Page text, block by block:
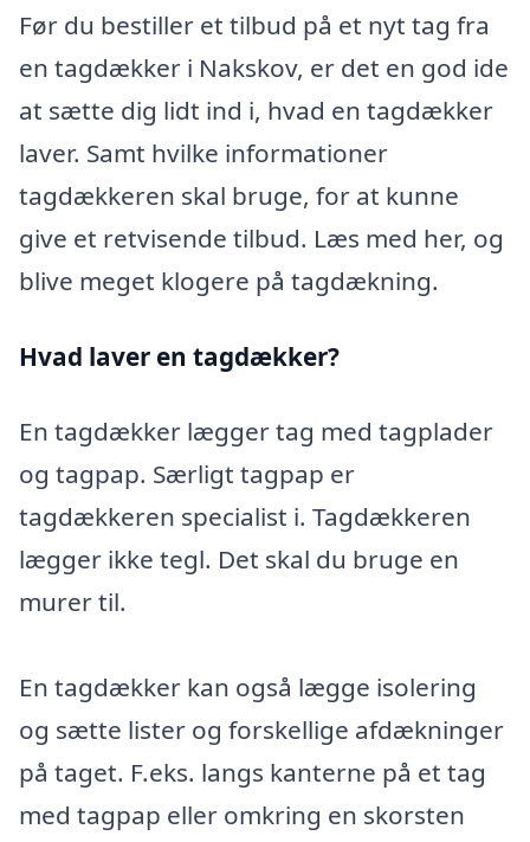
Før du bestiller et tilbud på et nyt tag fra
en tagdækker i Nakskov, er det en god ide
at sætte dig lidt ind i, hvad en tagdækker
laver. Samt hvilke informationer
tagdækkeren skal bruge, for at kunne
give et retvisende tilbud. Læs med her, og
blive meget klogere på tagdækning.
Hvad laver en tagdækker?
En tagdækker lægger tag med tagplader
og tagpap. Særligt tagpap er
tagdækkeren specialist i. Tagdækkeren
lægger ikke tegl. Det skal du bruge en
murer til.
En tagdækker kan også lægge isolering
og sætte lister og forskellige afdækninger
på taget. F.eks. langs kanterne på et tag
med tagpap eller omkring en skorsten